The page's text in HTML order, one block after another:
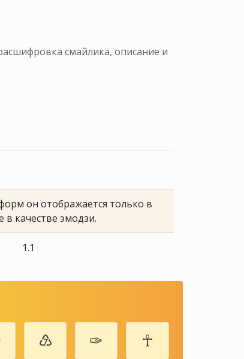
смайлика, описание и
он отображается только в
в качестве эмодзи.
1.1
♹ ✑ ☥